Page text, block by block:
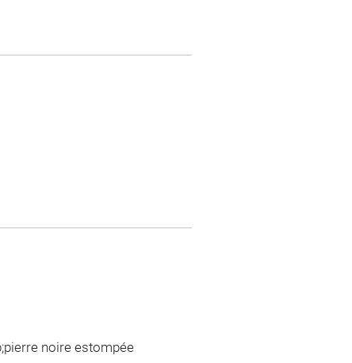
noire estompée